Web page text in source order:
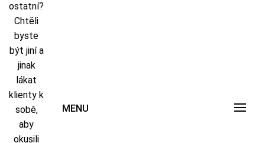
ostatní?
Chtěli
byste
být jiní a
jinak
lákat
klienty k
sobě,
aby
okusili
MENU